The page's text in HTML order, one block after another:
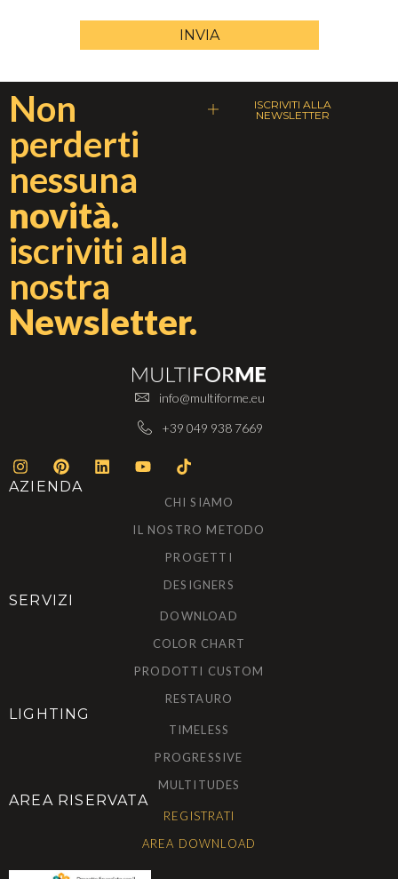
INVIA
Non
perderti
nessuna
novità.
iscriviti alla
nostra
Newsletter.
ISCRIVITI ALLA
NEWSLETTER
info@multiforme.eu
+39 049 938 7669
AZIENDA
CHI SIAMO
IL NOSTRO METODO
PROGETTI
DESIGNERS
SERVIZI
DOWNLOAD
COLOR CHART
PRODOTTI CUSTOM
RESTAURO
LIGHTING
TIMELESS
PROGRESSIVE
MULTITUDES
AREA RISERVATA
REGISTRATI
AREA DOWNLOAD